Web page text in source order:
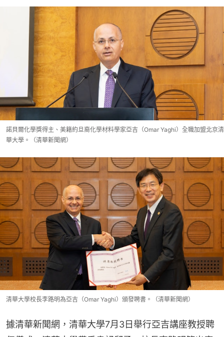
諾貝爾化學獎得主、美籍約旦裔化學材料學家亞吉（Omar Yaghi）全職加盟北京清
華大學。（清華新聞網）
清華大學校長李路明為亞吉（Omar Yaghi）頒發聘書。（清華新聞網）
據清華新聞網，清華大學7月3日舉行亞吉講座教授聘